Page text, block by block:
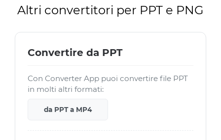
Altri convertitori per PPT e PNG
Convertire da PPT
Con Converter App puoi convertire file PPT
in molti altri formati:
da PPT a MP4